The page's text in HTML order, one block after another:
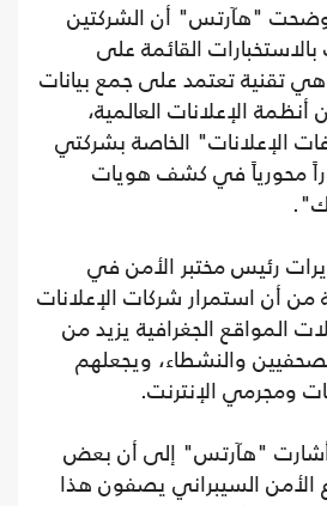
"هآرتس" أن الشركتين
القائمة على
تقنية تعتمد على جمع بيانات
أنظمة الإعلانات العالمية،
الإعلانات" الخاصة بشركتي
محورياً في كشف هويات
رئيس مختبر الأمن في
من أن استمرار شركات الإعلانات
المواقع الجغرافية يزيد من
والنشطاء، ويجعلهم
ومجرمي الإنترنت.
أشارت "هآرتس" إلى أن بعض
السيبراني يصفون هذا